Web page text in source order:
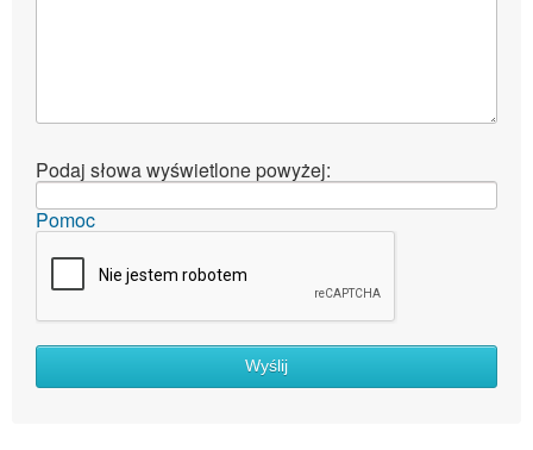
Podaj słowa wyświetlone powyżej:
Pomoc
Wyślij